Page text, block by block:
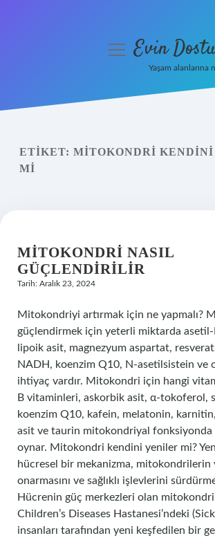
Yasal Uyarı
menüyüEvin
Yaşam alanlarına
ETIKET: MITOKONDRI
MI
MITOKONDRI NASIL
GÜÇLENDIRILIR
Tarih: Aralık 23, 2024
Mitokondriyi artırmak için ne yapmalı?
güçlendirmek için yeterli miktarda
lipoik asit, magnezyum aspartat,
NADH, koenzim Q10, N-asetilsistein ve
ihtiyaç vardır. Mitokondri için hangi
B vitaminleri, askorbik asit, α-tokoferol,
koenzim Q10, kafein, melatonin,
asit ve taurin mitokondriyal fonksiyonda
oynar. Mitokondri kendini yeniler mi?
hücresel bir mekanizma, mitokondrilerin
onarmasını ve sağlıklı işlevlerini
Hücrenin güç merkezleri olan
Children’s Diseases Hastanesi’ndeki
insanları tarafından yeni keşfedilen bir